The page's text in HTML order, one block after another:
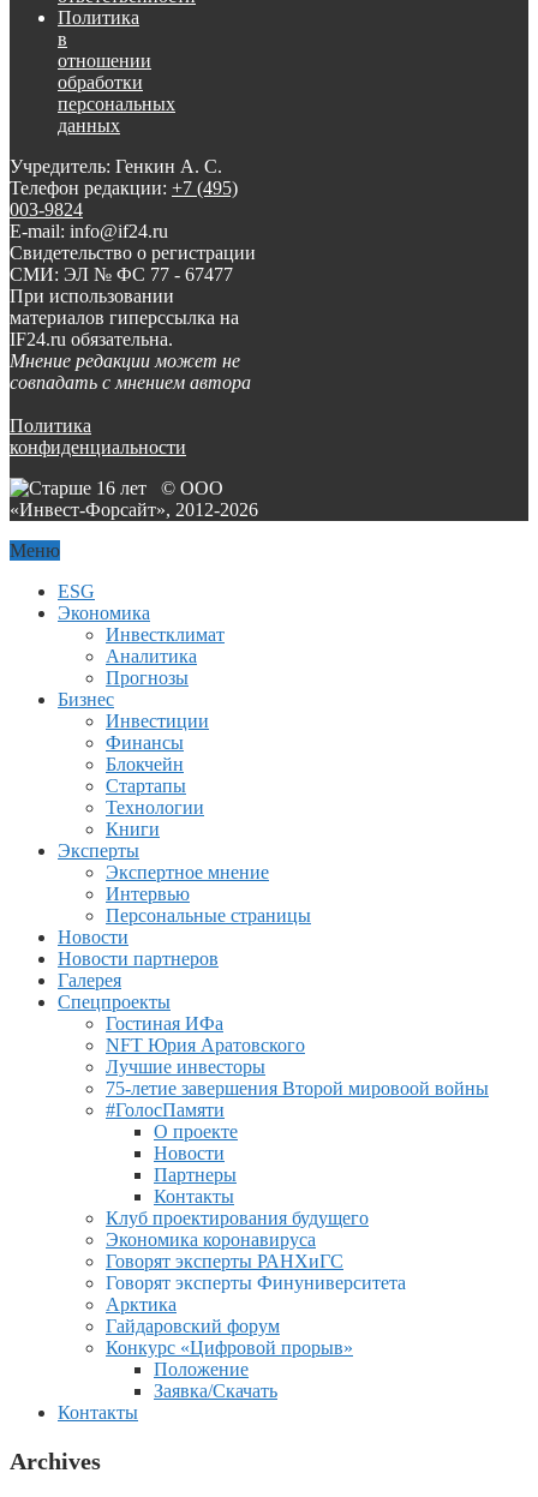
Политика
в
отношении
обработки
персональных
данных
Учредитель: Генкин А. С.
Телефон редакции: +7 (495)
003-9824
E-mail: info@if24.ru
Свидетельство о регистрации
СМИ: ЭЛ № ФС 77 - 67477
При использовании
материалов гиперссылка на
IF24.ru обязательна.
Мнение редакции может не
совпадать с мнением автора
Политика
конфиденциальности
© ООО
«Инвест-Форсайт», 2012-2026
Меню
ESG
Экономика
Инвестклимат
Аналитика
Прогнозы
Бизнес
Инвестиции
Финансы
Блокчейн
Стартапы
Технологии
Книги
Эксперты
Экспертное мнение
Интервью
Персональные страницы
Новости
Новости партнеров
Галерея
Спецпроекты
Гостиная ИФа
NFT Юрия Аратовского
Лучшие инвесторы
75-летие завершения Второй мировоой войны
#ГолосПамяти
О проекте
Новости
Партнеры
Контакты
Клуб проектирования будущего
Экономика коронавируса
Говорят эксперты РАНХиГС
Говорят эксперты Финуниверситета
Арктика
Гайдаровский форум
Конкурс «Цифровой прорыв»
Положение
Заявка/Скачать
Контакты
Archives